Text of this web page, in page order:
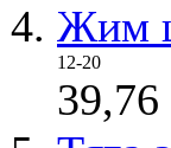
Жим
12-20
39,76